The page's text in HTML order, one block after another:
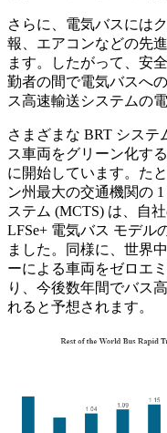
さらに、電気バスには
報、エアコンなどの先
ます。したがって、安
勤者の間で電気バスへ
ス高速輸送システムの
さまざまな BRT シス
ス車両をグリーン化す
に開始しています。た
ン州最大の交通機関の
ステム (MCTS) は、自
LFSe+ 電気バス モデル
ました。同様に、世界
ーによる車両をゼロエ
り、今後数年間でバス
れると予想されます。